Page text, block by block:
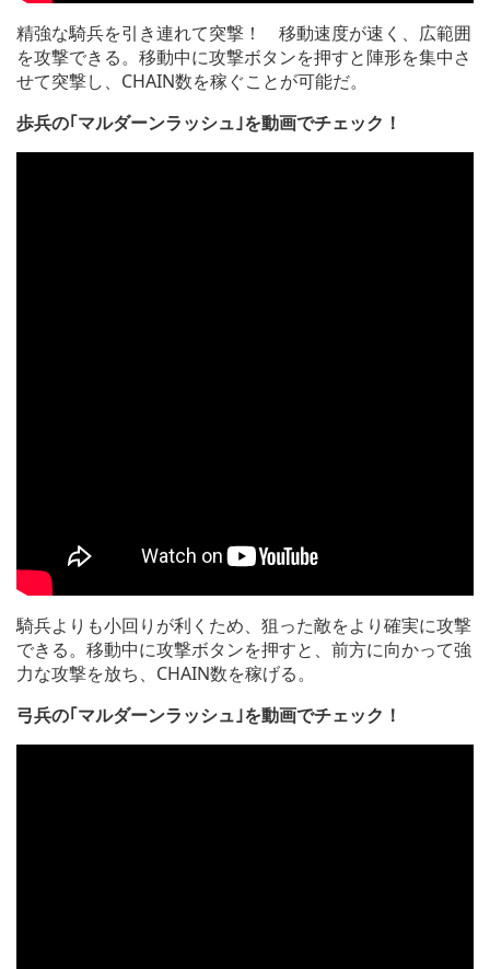
精強な騎兵を引き連れて突撃！ 移動速度が速く、広範囲
を攻撃できる。移動中に攻撃ボタンを押すと陣形を集中さ
せて突撃し、CHAIN数を稼ぐことが可能だ。
歩兵の｢マルダーンラッシュ｣を動画でチェック！
騎兵よりも小回りが利くため、狙った敵をより確実に攻撃
できる。移動中に攻撃ボタンを押すと、前方に向かって強
力な攻撃を放ち、CHAIN数を稼げる。
弓兵の｢マルダーンラッシュ｣を動画でチェック！